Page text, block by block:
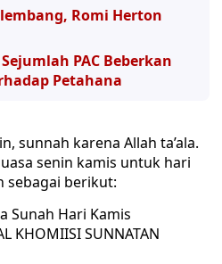
Romi Herton
PAC Beberkan
Petahana
sunnah karena Allah ta’ala.
senin kamis untuk hari
sebagai berikut:
Sunah Hari Kamis
KHOMIISI SUNNATAN